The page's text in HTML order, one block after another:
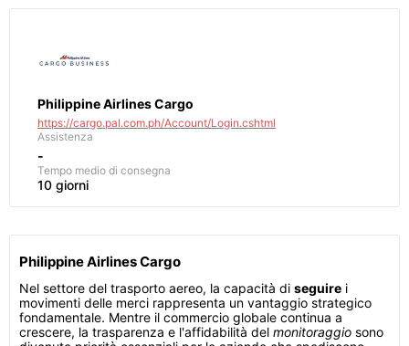
Philippine Airlines Cargo
https://cargo.pal.com.ph/Account/Login.cshtml
Assistenza
-
Tempo medio di consegna
10 giorni
Philippine Airlines Cargo
Nel settore del trasporto aereo, la capacità di seguire i
movimenti delle merci rappresenta un vantaggio strategico
fondamentale. Mentre il commercio globale continua a
crescere, la trasparenza e l'affidabilità del monitoraggio sono